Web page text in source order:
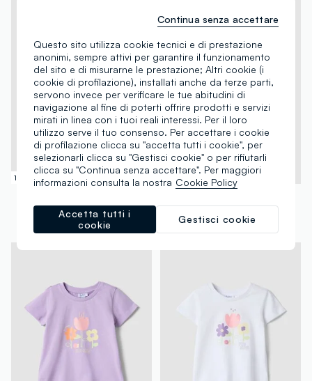
100% Cotone
T-shirt bianca in puro cotone organico da bimba con stampa marina
€ 1,97
100% Cotone
T-shirt azzurra in puro cotone organico da bimba con stampa marina
€ 3,95-50% € 1,97
Questo sito utilizza cookie tecnici e di prestazione
anonimi, sempre attivi per garantire il funzionamento
del sito e di misurarne le prestazione; Altri cookie (i
cookie di profilazione), installati anche da terze parti,
servono invece per verificare le tue abitudini di
navigazione al fine di poterti offrire prodotti e servizi
mirati in linea con i tuoi reali interessi. Per il loro
utilizzo serve il tuo consenso. Per accettare i cookie
di profilazione clicca su "accetta tutti i cookie", per
selezionarli clicca su "Gestisci cookie" o per rifiutarli
clicca su "Continua senza accettare". Per maggiori
informazioni consulta la nostra Cookie Policy
Gestisci cookie
Accetta tutti i
cookie
Continua senza accettare